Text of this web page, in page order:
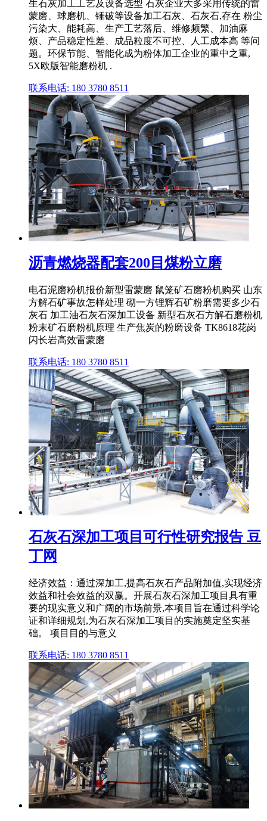
生石灰加工工艺及设备选型 石灰企业大多采用传统的雷
蒙磨、球磨机、锤破等设备加工石灰、石灰石,存在 粉尘
污染大、能耗高、生产工艺落后、维修频繁、加油麻
烦、产品稳定性差、成品粒度不可控、人工成本高 等问
题。环保节能、智能化成为粉体加工企业的重中之重,
5X欧版智能磨粉机 .
联系电话: 180 3780 8511
沥青燃烧器配套200目煤粉立磨
电石泥磨粉机报价新型雷蒙磨 鼠笼矿石磨粉机购买 山东
方解石矿事故怎样处理 砌一方锂辉石矿粉磨需要多少石
灰石 加工油石灰石深加工设备 新型石灰石方解石磨粉机
粉末矿石磨粉机原理 生产焦炭的粉磨设备 TK8618花岗
闪长岩高效雷蒙磨
联系电话: 180 3780 8511
石灰石深加工项目可行性研究报告 豆
丁网
经济效益：通过深加工,提高石灰石产品附加值,实现经济
效益和社会效益的双赢。开展石灰石深加工项目具有重
要的现实意义和广阔的市场前景,本项目旨在通过科学论
证和详细规划,为石灰石深加工项目的实施奠定坚实基
础。 项目目的与意义
联系电话: 180 3780 8511